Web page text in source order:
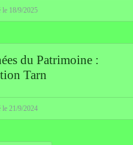
18/9/2025
du Patrimoine :
Tarn
21/9/2024